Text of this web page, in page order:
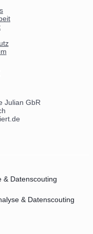
Julian GbR
Datenscouting
& Datenscouting